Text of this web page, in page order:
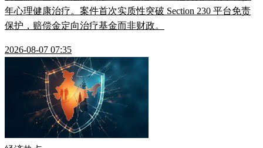
年心理健康治疗。案件首次实质性突破 Section 230 平台免责
保护，赔偿金定向治疗基金而非财政。
2026-08-07 07:35